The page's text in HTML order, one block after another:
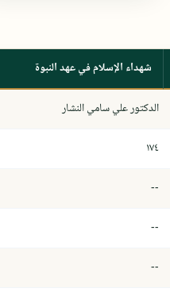
شهداء الإسلام في عهد النبوة
الدكتور علي سامي النشار
١٧٤
--
--
--